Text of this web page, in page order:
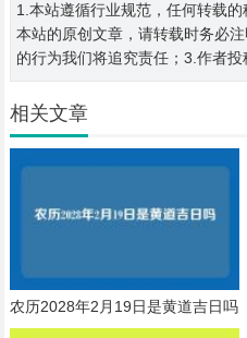
1.本站遵循行业规范，任何转载
本站的原创文章，请转载时务必
的行为我们将追究责任；3.作者投
相关文章
农历2028年2月19日是黄道吉日吗